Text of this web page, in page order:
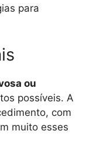
para
ou
possíveis. A
com
muito esses